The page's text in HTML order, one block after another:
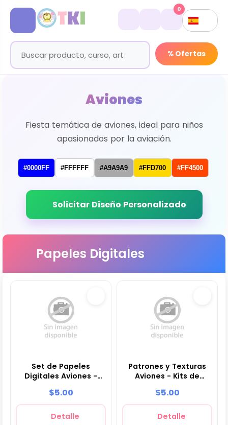
% Ofertas
0
Aviones
Fiesta temática de aviones, ideal para niños
apasionados por la aviación.
#0000FF #FFFFFF #A9A9A9 #FFD700 #FF4500
Solicitar Diseño Personalizado
Papeles Digitales
Set de Papeles
Digitales Aviones -
Scrapbooking
$5.00
Detalle
Patrones y Texturas
Aviones - Kits de
$5.00
Detalle